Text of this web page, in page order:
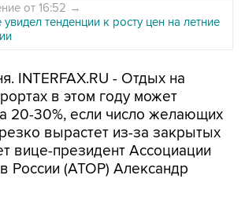
от 16:52 →
тенденции к росту цен на летние
INTERFAX.RU - Отдых на
в этом году может
20-30%, если число желающих
вырастет из-за закрытых
вице-президент Ассоциации
России (АТОР) Александр